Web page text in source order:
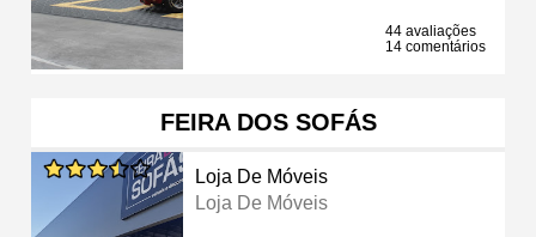
44 avaliações
14 comentários
FEIRA DOS SOFÁS
Loja De Móveis
Loja De Móveis